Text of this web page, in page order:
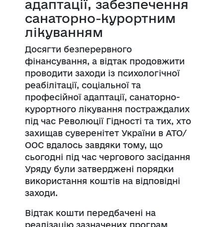
адаптації, забезпечення
санаторно-курортним
лікуванням
Досягти безперервного
фінансування, а відтак продовжити
проводити заходи із психологічної
реабілітації, соціальної та
професійної адаптації, санаторно-
курортного лікування постраждалих
під час Революції Гідності та тих, хто
захищав суверенітет України в АТО/
ООС вдалось завдяки тому, що
сьогодні під час чергового засідання
Уряду були затверджені порядки
використання коштів на відповідні
заходи.
Відтак кошти передбачені на
реалізацію зазначених програм